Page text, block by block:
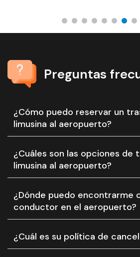
Preguntas
¿Cómo puedo reservar un
limusina al aeropuerto?
¿Cuáles son las opciones de
limusina al aeropuerto?
¿Dónde puedo encontrarme
conductor en el aeropuerto?
¿Cuál es su política de